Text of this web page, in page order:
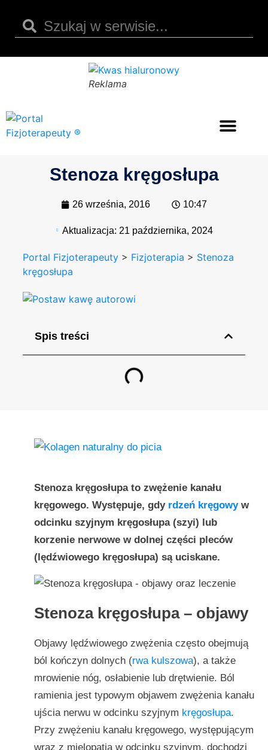
Reklama
Stenoza kręgosłupa
26 września, 2016 10:47
Aktualizacja: 21 października, 2024
Portal Fizjoterapeuty > Fizjoterapia > Stenoza
kręgosłupa
Spis treści
Stenoza kręgosłupa to zwężenie kanału
kręgowego. Występuje, gdy rdzeń kręgowyw
odcinku szyjnym kręgosłupa (szyi) lub
korzenie nerwowe w dolnej części pleców
(lędźwiowego kręgosłupa) są uciskane.
Stenoza kręgosłupa – objawy
Objawy lędźwiowego zwężenia często obejmują
ból kończyn dolnych (rwa kulszowa), a także
mrowienie nóg, osłabienie lub drętwienie. Ból
ramienia jest typowym objawem zwężenia kanału
ujścia nerwu w odcinku szyjnym kręgosłupa.
Przy zwężeniu kanału kręgowego, występującym
wraz z mielopatią w odcinku szyjnym, dochodzi